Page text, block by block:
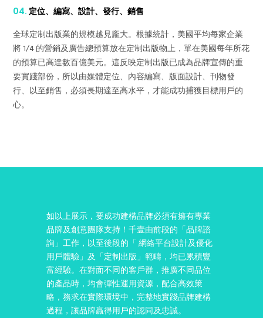
04. 定位、編寫、設計、發行、銷售
全球定制出版業的規模越見龐大。根據統計，美國平均每家企業
將 1/4 的營銷及廣告總預算放在定制出版物上，單在美國每年所花
的預算已高達數百億美元。這反映定制出版已成為品牌宣傳的重
要實踐部份，所以由媒體定位、內容編寫、版面設計、刊物發
行、以至銷售，必須長期達至高水平，才能成功捕獲目標用戶的
心。
如以上展示，要成功建構品牌必須有擁有專業
品牌及創意團隊支持！千壹由前段的「品牌諮
詢」工作，以至後段的「 網絡平台設計及優化
用戶體驗」及「定制出版」範疇，均已累積豐
富經驗。在對面不同的客戶群，推廣不同品位
的產品時，均會彈性運用資源，配合高效策
略，務求在實際環境中，完整地實踐品牌建構
過程，讓品牌贏得用戶的認同及忠誠。